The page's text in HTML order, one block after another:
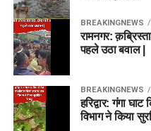
BREAKINGNEWS
रामनगर:
पहले उठा बवाल |
BREAKINGNEWS
हरिद्वार: गंगा
विभाग ने किया